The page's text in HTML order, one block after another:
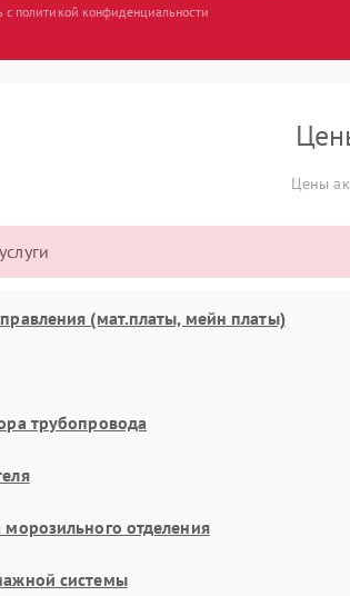
с политикой конфиденциальности
Цены
(мат.платы, мейн платы)
трубопровода
морозильного отделения
системы